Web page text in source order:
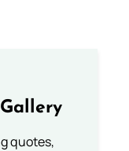
quotes,